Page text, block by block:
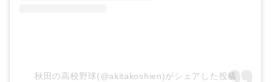
秋田の高校野球(@akitakoshien)がシェアした投稿